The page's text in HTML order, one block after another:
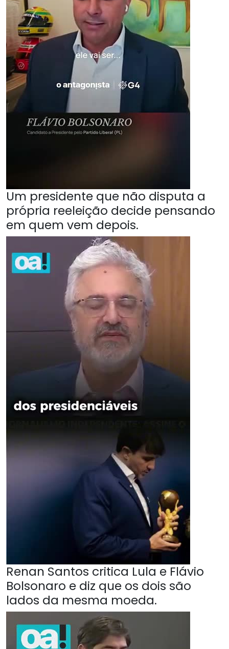
Um presidente que não disputa a
própria reeleição decide pensando
em quem vem depois.
Renan Santos critica Lula e Flávio
Bolsonaro e diz que os dois são
lados da mesma moeda.